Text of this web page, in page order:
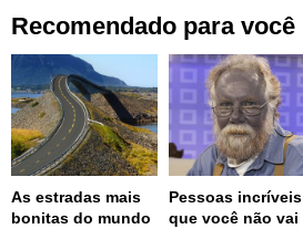
Recomendado para você
As estradas mais
bonitas do mundo
Pessoas incríveis
que você não vai